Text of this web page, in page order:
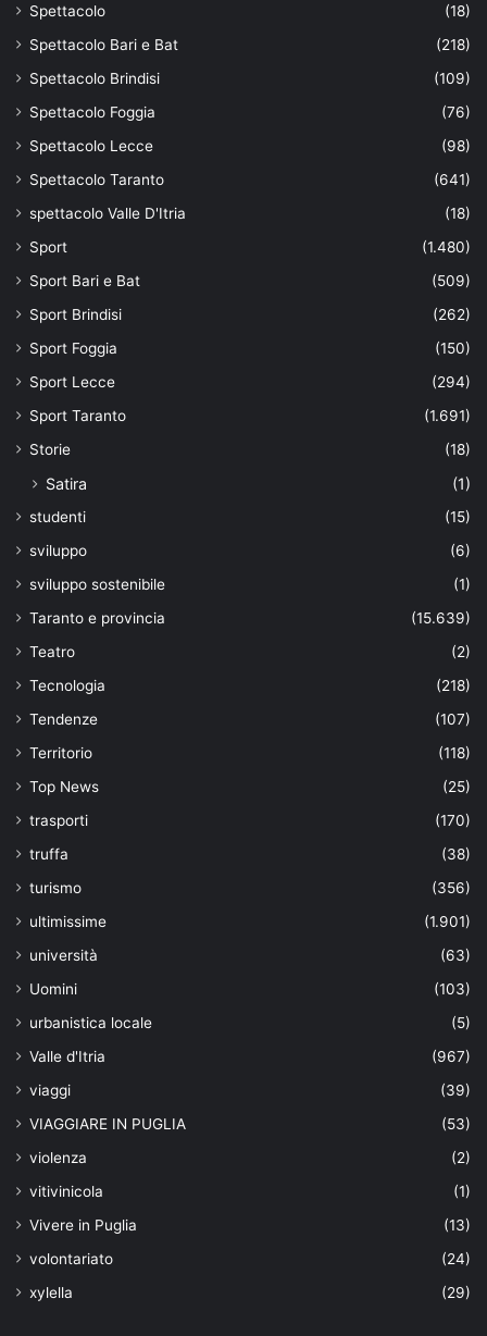
Spettacolo
(18)
Spettacolo Bari e Bat
(218)
Spettacolo Brindisi
(109)
Spettacolo Foggia
(76)
Spettacolo Lecce
(98)
Spettacolo Taranto
(641)
spettacolo Valle D'Itria
(18)
Sport
(1.480)
Sport Bari e Bat
(509)
Sport Brindisi
(262)
Sport Foggia
(150)
Sport Lecce
(294)
Sport Taranto
(1.691)
Storie
(18)
Satira (1)
studenti
(15)
sviluppo
(6)
sviluppo sostenibile
(1)
Taranto e provincia
(15.639)
Teatro
(2)
Tecnologia
(218)
Tendenze
(107)
Territorio
(118)
Top News
(25)
trasporti
(170)
truffa
(38)
turismo
(356)
ultimissime
(1.901)
università
(63)
Uomini
(103)
urbanistica locale
(5)
Valle d'Itria
(967)
viaggi
(39)
VIAGGIARE IN PUGLIA
(53)
violenza
(2)
vitivinicola
(1)
Vivere in Puglia
(13)
volontariato
(24)
xylella
(29)